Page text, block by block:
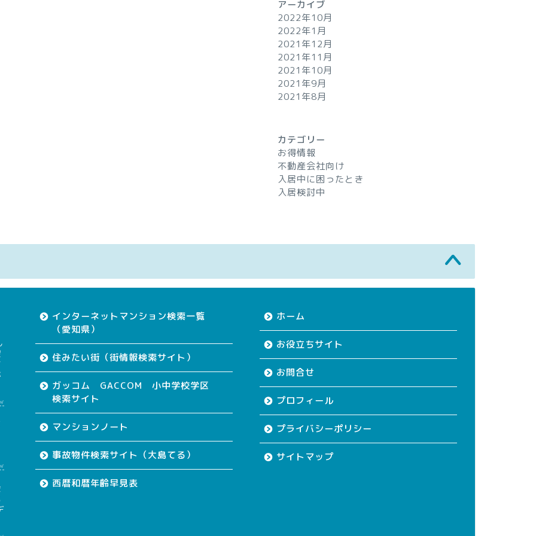
アーカイブ
2022年10月
2022年1月
2021年12月
2021年11月
2021年10月
2021年9月
2021年8月
カテゴリー
お得情報
不動産会社向け
入居中に困ったとき
入居検討中
インターネットマンション検索一覧
（愛知県）
住みたい街（街情報検索サイト）
ガッコム GACCOM 小中学校学区
検索サイト
マンションノート
事故物件検索サイト（大島てる）
西暦和暦年齢早見表
ホーム
お役立ちサイト
お問合せ
プロフィール
プライバシーポリシー
サイトマップ